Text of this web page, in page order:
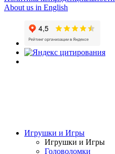
About us in English
Игрушки и Игры
Игрушки и Игры
Головоломки